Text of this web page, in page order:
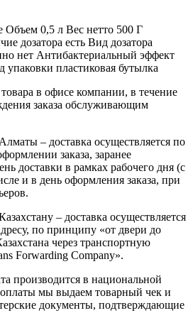
0,5 л Вес нетто 500 Г
дозатора есть Вид дозатора
нет Антибактериальный эффект
пластиковая бутылка
в офисе компании, в течение
заказа обслуживающим
– доставка осуществляется по
заказа, заранее
доставки в рамках рабочего дня (с
и в день оформления заказа, при
– доставка осуществляется
по принципу «от двери до
через транспортную
Forwarding Company».
производится в национальной
мы выдаем товарный чек и
документы, подтверждающие